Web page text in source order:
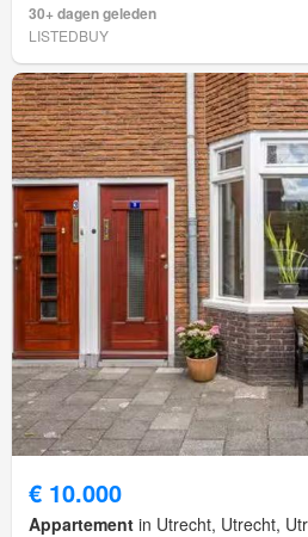
30+ dagen geleden
LISTEDBUY
€ 10.000
Appartement in Utrecht, Utrecht,